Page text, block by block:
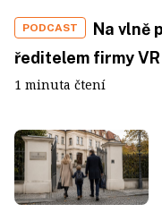
PODCAST
Na vlně
ředitelem firmy
1 minuta čtení